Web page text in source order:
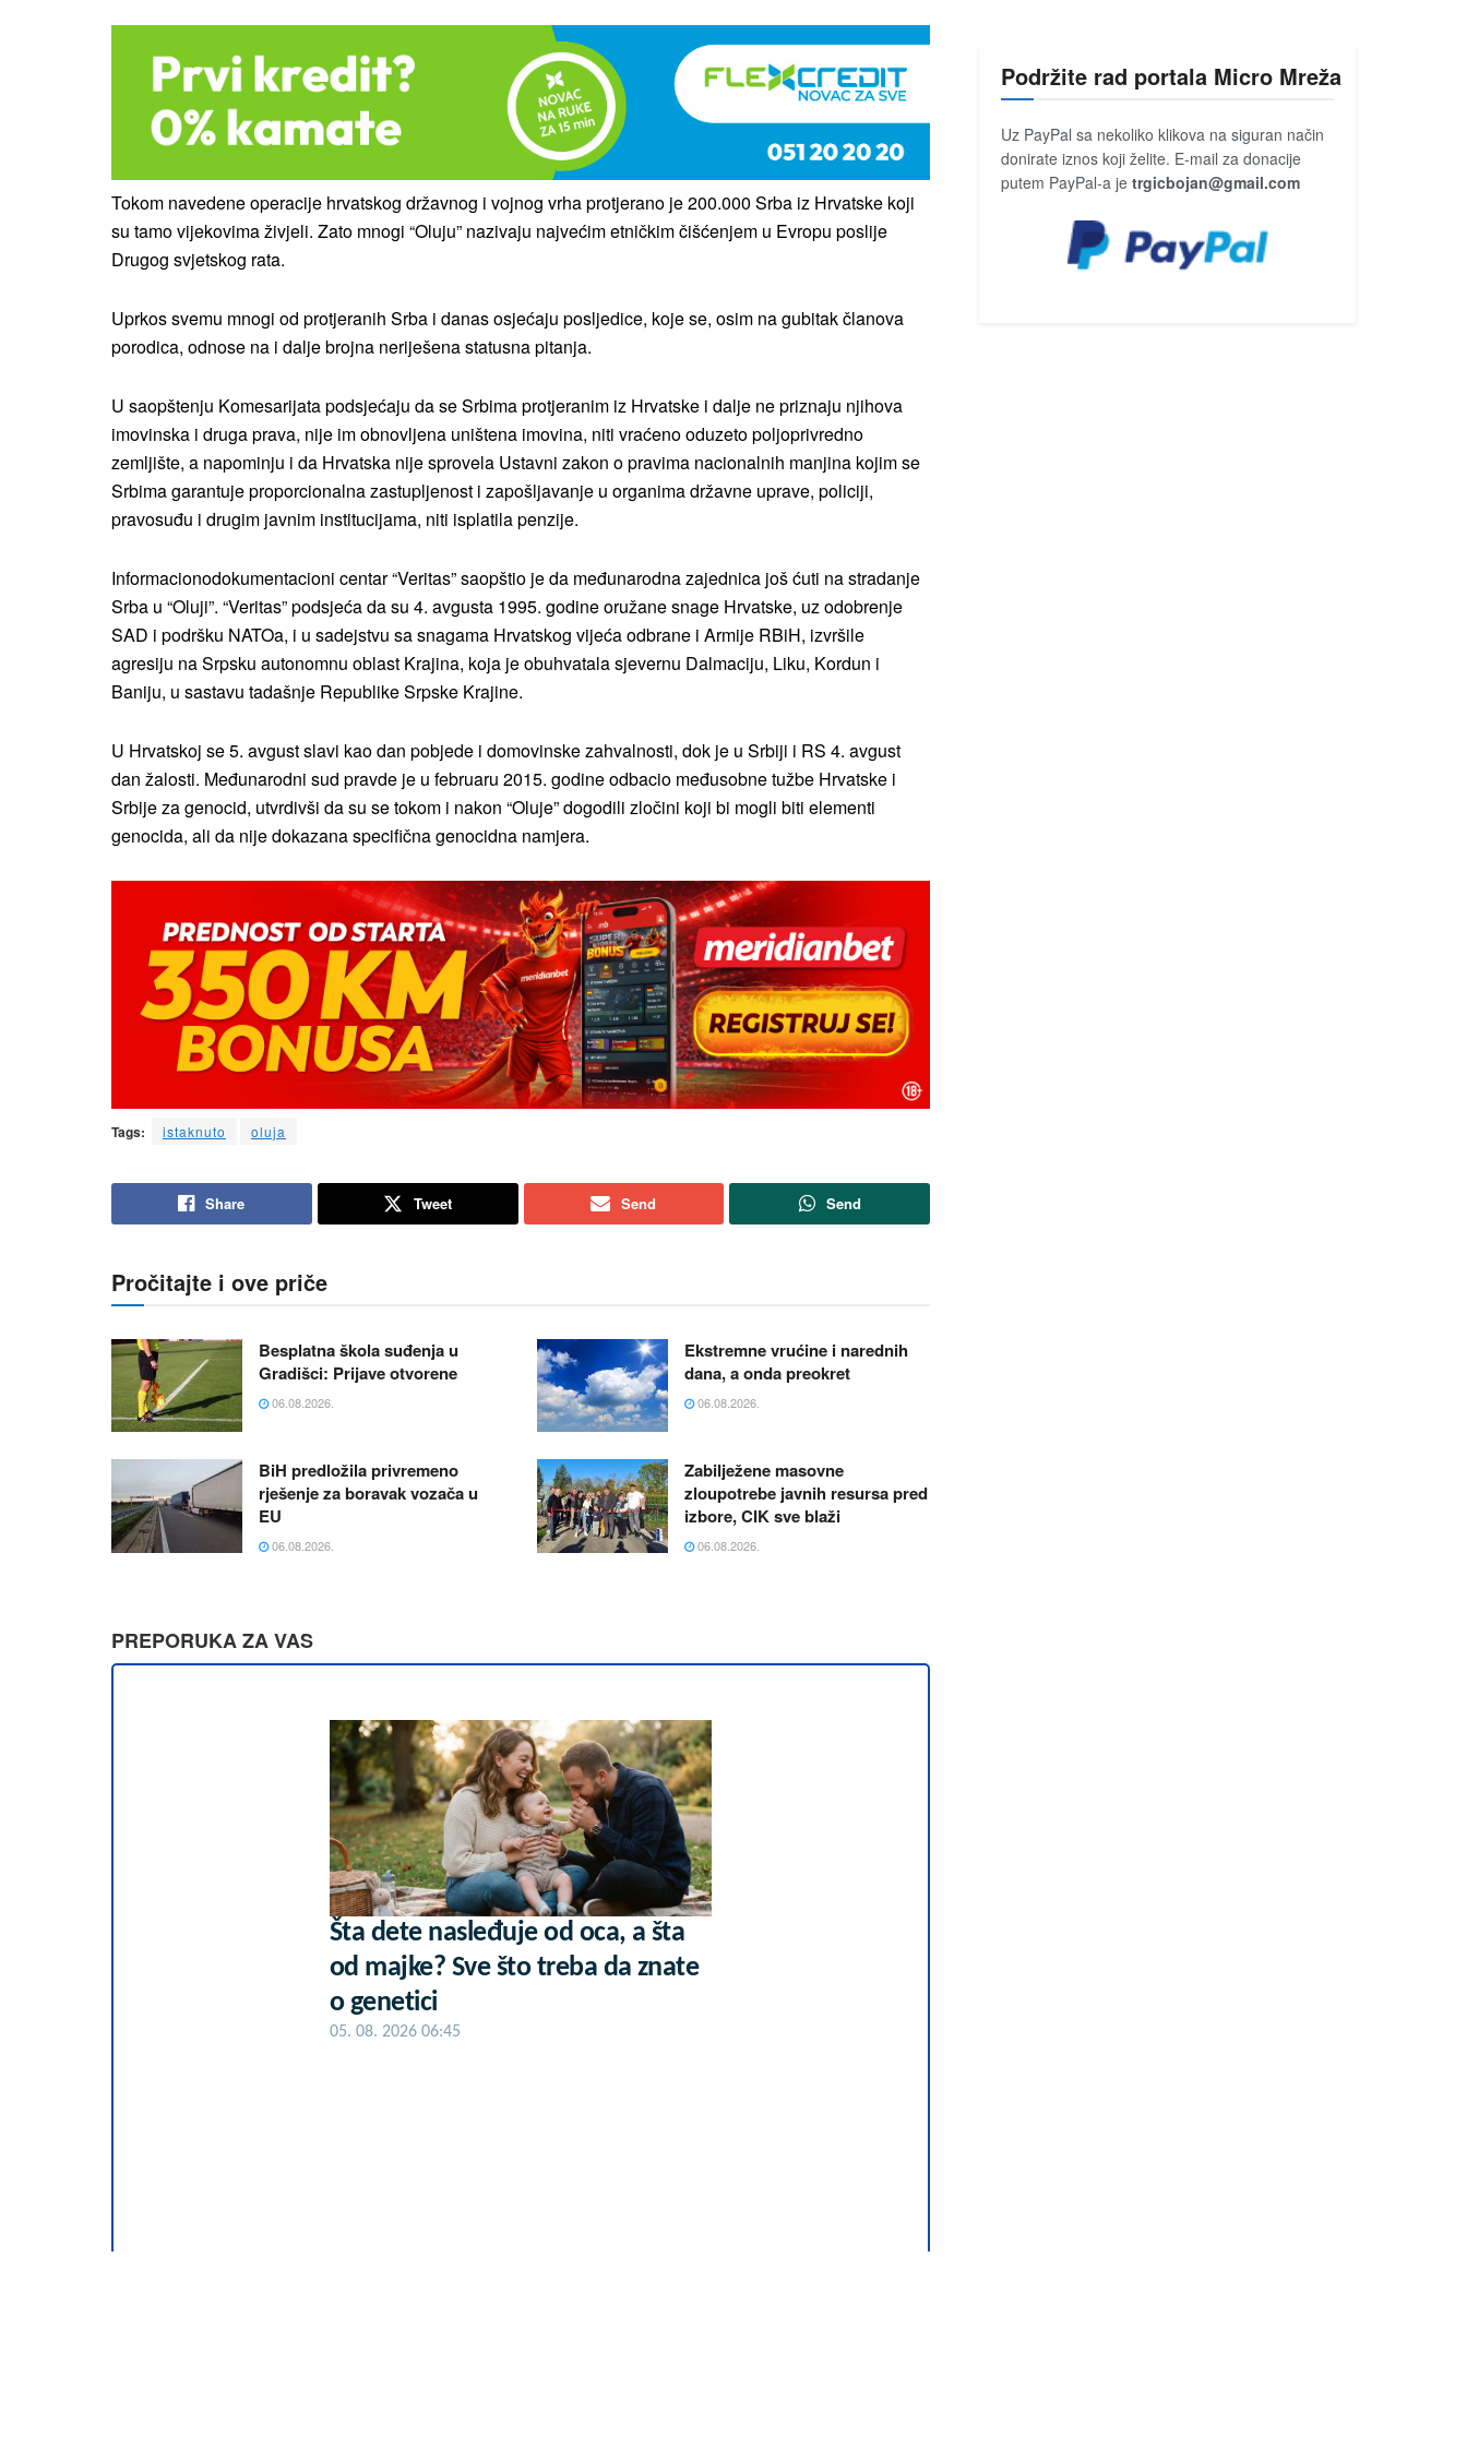
Tokom navedene operacije hrvatskog državnog i vojnog vrha protjerano je 200.000 Srba iz Hrvatske koji
su tamo vijekovima živjeli. Zato mnogi “Oluju” nazivaju najvećim etničkim čišćenjem u Evropu poslije
Drugog svjetskog rata.
Uprkos svemu mnogi od protjeranih Srba i danas osjećaju posljedice, koje se, osim na gubitak članova
porodica, odnose na i dalje brojna neriješena statusna pitanja.
U saopštenju Komesarijata podsjećaju da se Srbima protjeranim iz Hrvatske i dalje ne priznaju njihova
imovinska i druga prava, nije im obnovljena uništena imovina, niti vraćeno oduzeto poljoprivredno
zemljište, a napominju i da Hrvatska nije sprovela Ustavni zakon o pravima nacionalnih manjina kojim se
Srbima garantuje proporcionalna zastupljenost i zapošljavanje u organima državne uprave, policiji,
pravosuđu i drugim javnim institucijama, niti isplatila penzije.
Informacionodokumentacioni centar “Veritas” saopštio je da međunarodna zajednica još ćuti na stradanje
Srba u “Oluji”. “Veritas” podsjeća da su 4. avgusta 1995. godine oružane snage Hrvatske, uz odobrenje
SAD i podršku NATOa, i u sadejstvu sa snagama Hrvatskog vijeća odbrane i Armije RBiH, izvršile
agresiju na Srpsku autonomnu oblast Krajina, koja je obuhvatala sjevernu Dalmaciju, Liku, Kordun i
Baniju, u sastavu tadašnje Republike Srpske Krajine.
U Hrvatskoj se 5. avgust slavi kao dan pobjede i domovinske zahvalnosti, dok je u Srbiji i RS 4. avgust
dan žalosti. Međunarodni sud pravde je u februaru 2015. godine odbacio međusobne tužbe Hrvatske i
Srbije za genocid, utvrdivši da su se tokom i nakon “Oluje” dogodili zločini koji bi mogli biti elementi
genocida, ali da nije dokazana specifična genocidna namjera.
Tags: istaknuto oluja
Share Tweet Send Send
Pročitajte i ove priče
Besplatna škola suđenja u
Gradišci: Prijave otvorene
06.08.2026.
Ekstremne vrućine i narednih
dana, a onda preokret
06.08.2026.
BiH predložila privremeno
rješenje za boravak vozača u
EU
06.08.2026.
Zabilježene masovne
zloupotrebe javnih resursa pred
izbore, CIK sve blaži
06.08.2026.
PREPORUKA ZA VAS
Šta dete nasleđuje od oca, a šta
od majke? Sve što treba da znate
o genetici
05. 08. 2026 06:45
Podržite rad portala Micro Mreža
Uz PayPal sa nekoliko klikova na siguran način
donirate iznos koji želite. E-mail za donacije
putem PayPal-a je trgicbojan@gmail.com